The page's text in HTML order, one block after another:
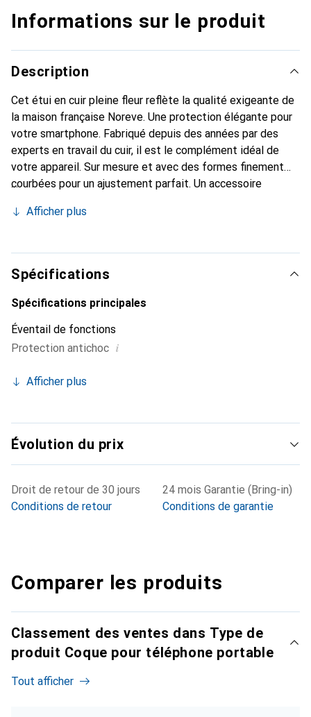
Informations sur le produit
Description
Cet étui en cuir pleine fleur reflète la qualité exigeante de
la maison française Noreve. Une protection élégante pour
votre smartphone. Fabriqué depuis des années par des
experts en travail du cuir, il est le complément idéal de
votre appareil. Sur mesure et avec des formes finement
courbées pour un ajustement parfait. Un accessoire
marque Noreve est reconnue internationalement pour ses
choix pour le client exigeant.
Afficher plus
Spécifications
Spécifications principales
Éventail de fonctions
Protection antichoc i
Afficher plus
Évolution du prix
Droit de retour de 30 jours
Conditions de retour
24 mois Garantie (Bring-in)
Conditions de garantie
Comparer les produits
Classement des ventes dans Type de
produit Coque pour téléphone portable
Tout afficher